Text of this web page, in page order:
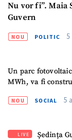
Nu vor fi”. Maia
Guvern
NOU POLITIC 5
Un parc
MWh, va fi
NOU SOCIAL 5
LIVE
Ședința